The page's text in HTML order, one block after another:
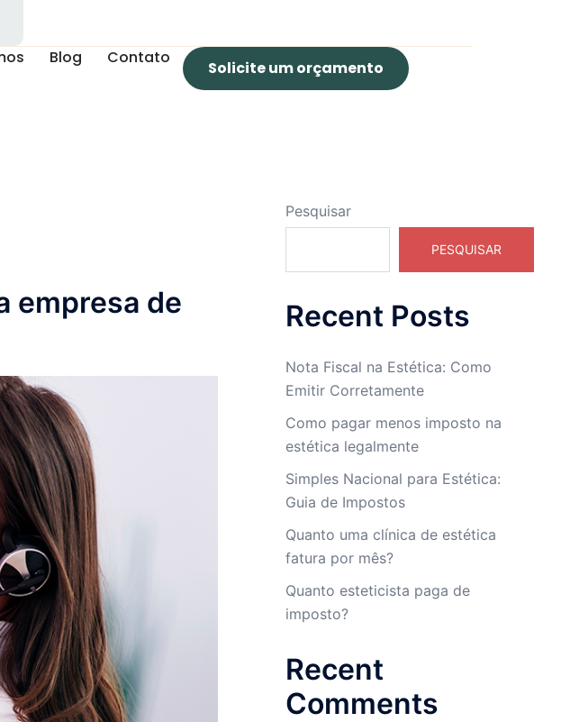
Blog Contato
Solicite um orçamento
empresa de
Pesquisar
PESQUISAR
Recent Posts
Nota Fiscal na Estética: Como
Emitir Corretamente
Como pagar menos imposto na
estética legalmente
Simples Nacional para Estética:
Guia de Impostos
Quanto uma clínica de estética
fatura por mês?
Quanto esteticista paga de
imposto?
Recent
Comments